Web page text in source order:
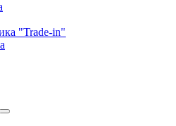
"Trade-in"